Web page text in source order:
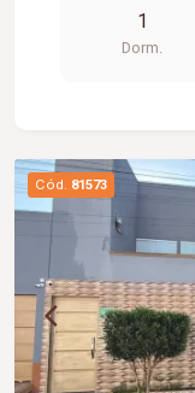
1
Dorm.
Cód. 81573